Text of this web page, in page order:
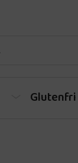
Glutenfri